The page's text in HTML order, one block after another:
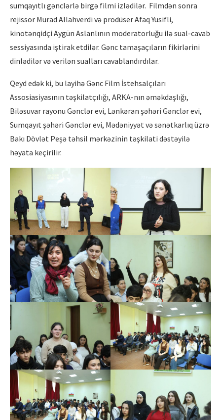
sumqayıtlı gənclərlə birgə filmi izlədilər. Filmdən sonra
rejissor Murad Allahverdi və prodüser Afaq Yusifli,
kinotənqidçi Aygün Aslanlının moderatorluğu ilə sual-cavab
sessiyasında iştirak etdilər. Gənc tamaşaçıların fikirlərini
dinlədilər və verilən sualları cavablandırdılar.
Qeyd edək ki, bu layihə Gənc Film İstehsalçıları
Assosiasiyasının təşkilatçılığı, ARKA-nın əməkdaşlığı,
Biləsuvar rayonu Gənclər evi, Lənkəran şəhəri Gənclər evi,
Sumqayıt şəhəri Gənclər evi, Mədəniyyət və sənətkarlıq üzrə
Bakı Dövlət Peşə təhsil mərkəzinin təşkilati dəstəyilə
həyata keçirilir.